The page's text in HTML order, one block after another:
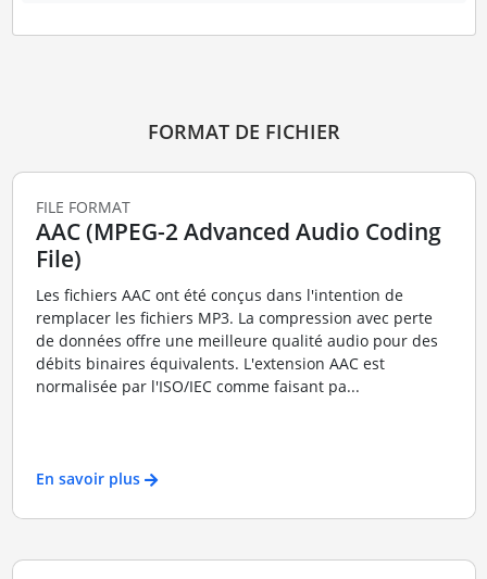
FORMAT DE FICHIER
FILE FORMAT
AAC (MPEG-2 Advanced Audio Coding
File)
Les fichiers AAC ont été conçus dans l'intention de
remplacer les fichiers MP3. La compression avec perte
de données offre une meilleure qualité audio pour des
débits binaires équivalents. L'extension AAC est
normalisée par l'ISO/IEC comme faisant pa...
En savoir plus